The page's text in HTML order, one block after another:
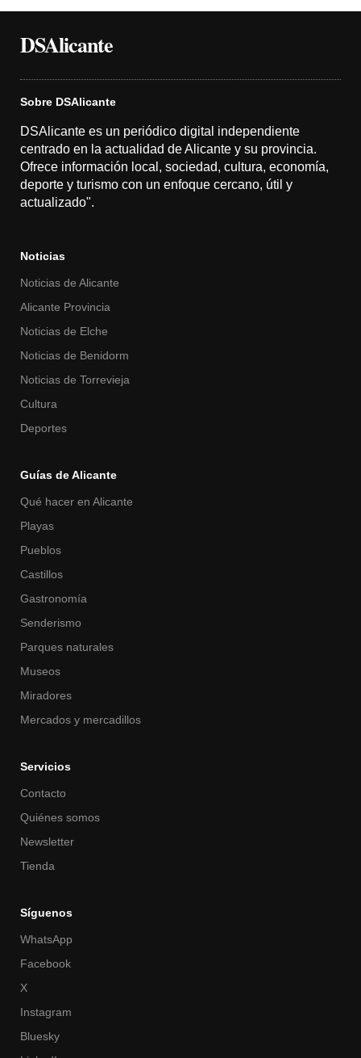
DSAlicante
Sobre DSAlicante
DSAlicante es un periódico digital independiente
centrado en la actualidad de Alicante y su provincia.
Ofrece información local, sociedad, cultura, economía,
deporte y turismo con un enfoque cercano, útil y
actualizado".
Noticias
Noticias de Alicante
Alicante Provincia
Noticias de Elche
Noticias de Benidorm
Noticias de Torrevieja
Cultura
Deportes
Guías de Alicante
Qué hacer en Alicante
Playas
Pueblos
Castillos
Gastronomía
Senderismo
Parques naturales
Museos
Miradores
Mercados y mercadillos
Servicios
Contacto
Quiénes somos
Newsletter
Tienda
Síguenos
WhatsApp
Facebook
X
Instagram
Bluesky